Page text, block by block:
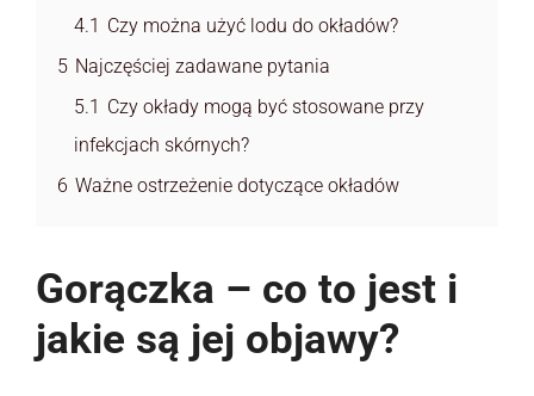
4.1 Czy można użyć lodu do okładów?
5 Najczęściej zadawane pytania
5.1 Czy okłady mogą być stosowane przy
infekcjach skórnych?
6 Ważne ostrzeżenie dotyczące okładów
Gorączka – co to jest i
jakie są jej objawy?